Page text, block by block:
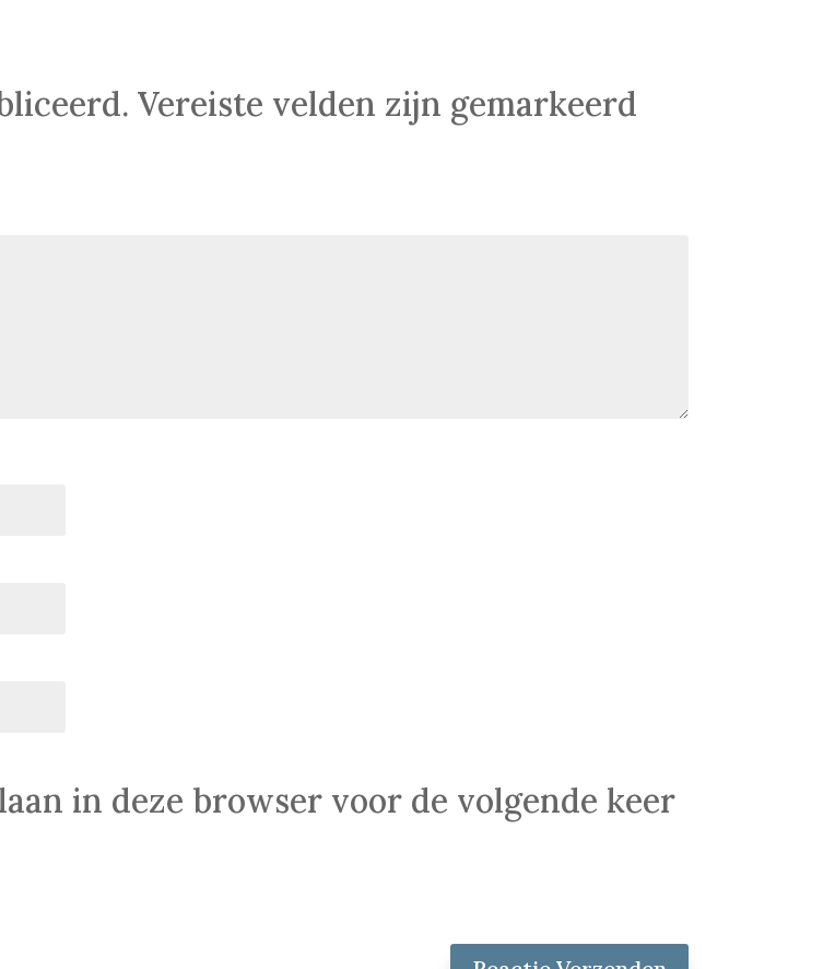
Vereiste velden zijn gemarkeerd
in deze browser voor de volgende keer